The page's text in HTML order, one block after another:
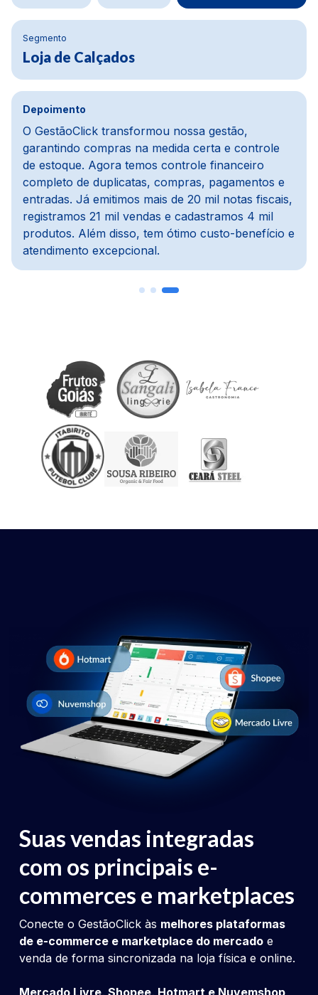
Segmento
Materiais de construção
Depoimento
Na parte financeira, a mudança foi da água para
o vinho, melhoramos cerca de 80%. Usávamos
um ERP defasado, e com o GestãoClick tudo ficou
mais dinâmico e automático. O módulo de pedidos
e PDV é prático, e o módulo de compras é um
dos meus preferidos, pois importa notas, concilia
com o financeiro e agiliza todo o processo.
Suas vendas integradas
com os principais e-
commerces e marketplaces
Conecte o GestãoClick às melhores plataformas
de e-commerce e marketplace do mercadoe
venda de forma sincronizada na loja física e online.
Mercado Livre, Shopee, Hotmart e Nuvemshop